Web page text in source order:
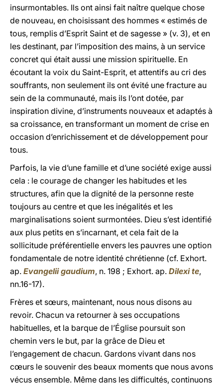
insurmontables. Ils ont ainsi fait naître quelque chose
de nouveau, en choisissant des hommes « estimés de
tous, remplis d’Esprit Saint et de sagesse » (v. 3), et en
les destinant, par l’imposition des mains, à un service
concret qui était aussi une mission spirituelle. En
écoutant la voix du Saint-Esprit, et attentifs au cri des
souffrants, non seulement ils ont évité une fracture au
sein de la communauté, mais ils l’ont dotée, par
inspiration divine, d’instruments nouveaux et adaptés à
sa croissance, en transformant un moment de crise en
occasion d’enrichissement et de développement pour
tous.
Parfois, la vie d’une famille et d’une société exige aussi
cela : le courage de changer les habitudes et les
structures, afin que la dignité de la personne reste
toujours au centre et que les inégalités et les
marginalisations soient surmontées. Dieu s’est identifié
aux plus petits en s’incarnant, et cela fait de la
sollicitude préférentielle envers les pauvres une option
fondamentale de notre identité chrétienne (cf. Exhort.
ap. Evangelii gaudium, n. 198 ; Exhort. ap. Dilexi te,
nn.16-17).
Frères et sœurs, maintenant, nous nous disons au
revoir. Chacun va retourner à ses occupations
habituelles, et la barque de l’Église poursuit son
chemin vers le but, par la grâce de Dieu et
l’engagement de chacun. Gardons vivant dans nos
cœurs le souvenir des beaux moments que nous avons
vécus ensemble. Même dans les difficultés, continuons